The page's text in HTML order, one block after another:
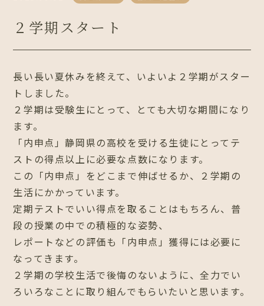
２学期スタート
長い長い夏休みを終えて、いよいよ２学期がスター
トしました。
２学期は受験生にとって、とても大切な期間になり
ます。
「内申点」静岡県の高校を受ける生徒にとってテ
ストの得点以上に必要な点数になります。
この「内申点」をどこまで伸ばせるか、２学期の
生活にかかっています。
定期テストでいい得点を取ることはもちろん、普
段の授業の中での積極的な姿勢、
レポートなどの評価も「内申点」獲得には必要に
なってきます。
２学期の学校生活で後悔のないように、全力でい
ろいろなことに取り組んでもらいたいと思います。